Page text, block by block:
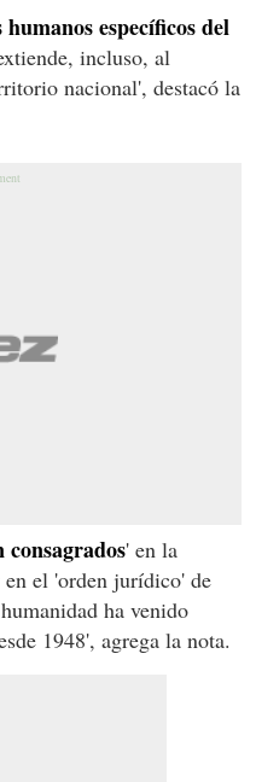
específicos del
incluso, al
nacional', destacó la
consagrados' en la
el 'orden jurídico' de
ha venido
1948', agrega la nota.